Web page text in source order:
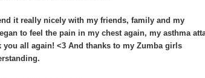
it really nicely with my friends, family and my
to feel the pain in my chest again, my asthma
all again! <3 And thanks to my Zumba girls